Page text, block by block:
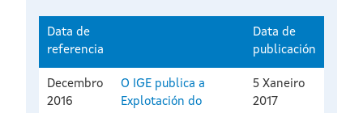
Data de
referencia
Data de
publicación
Decembro
2016
O IGE publica a
Explotación do
5 Xaneiro
2017